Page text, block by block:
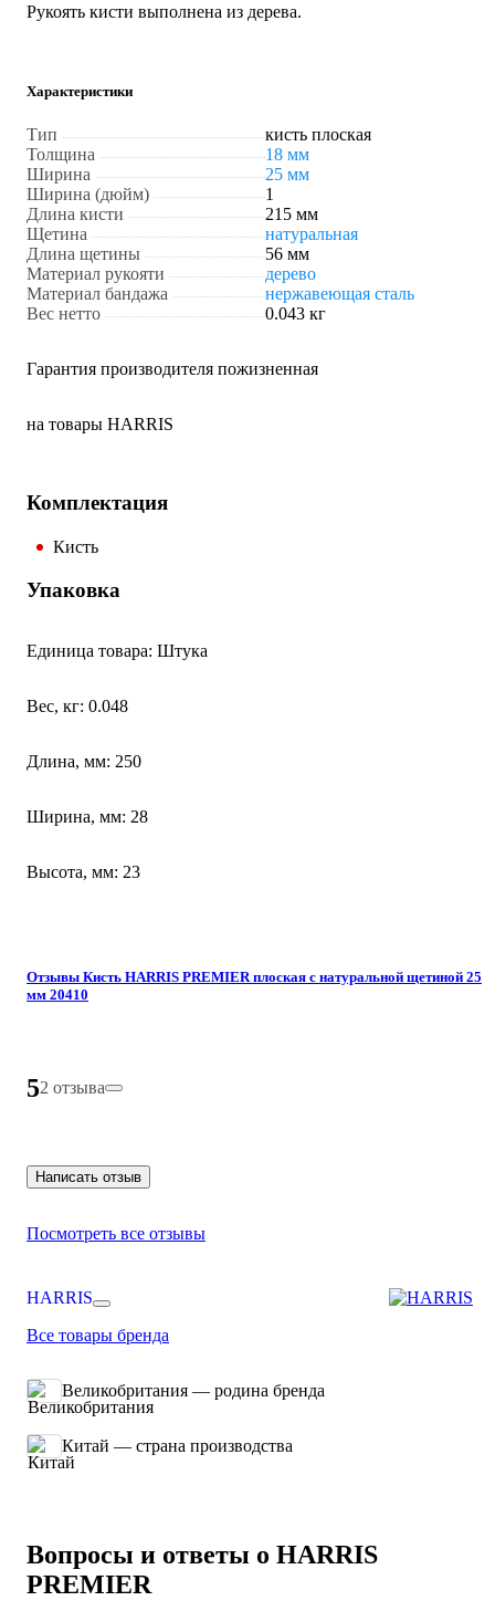
Рукоять кисти выполнена из дерева.
Характеристики
Тип
кисть плоская
Толщина
18 мм
Ширина
25 мм
Ширина (дюйм)
1
Длина кисти
215 мм
Щетина
натуральная
Длина щетины
56 мм
Материал рукояти
дерево
Материал бандажа
нержавеющая сталь
Вес нетто
0.043 кг
Гарантия производителя пожизненная
на товары HARRIS
Комплектация
Кисть
Упаковка
Единица товара: Штука
Вес, кг: 0.048
Длина, мм: 250
Ширина, мм: 28
Высота, мм: 23
Отзывы Кисть HARRIS PREMIER плоская с натуральной щетиной 25
мм 20410
52 отзыва
Написать отзыв
Посмотреть все отзывы
HARRIS
Все товары бренда
Великобритания — родина бренда
Китай — страна производства
Вопросы и ответы о HARRIS
PREMIER